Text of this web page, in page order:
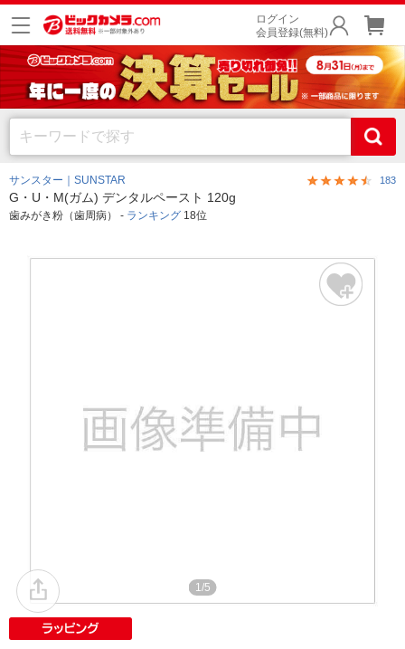
ログイン
会員登録(無料)
サンスター｜SUNSTAR 183
G・U・M(ガム) デンタルペースト 120g
歯みがき粉（歯周病） - ランキング 18位
1/5